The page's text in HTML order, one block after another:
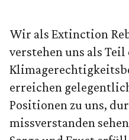
Wir als Extinction
verstehen uns als Teil
erreichen
Positionen zu uns,
missverstanden